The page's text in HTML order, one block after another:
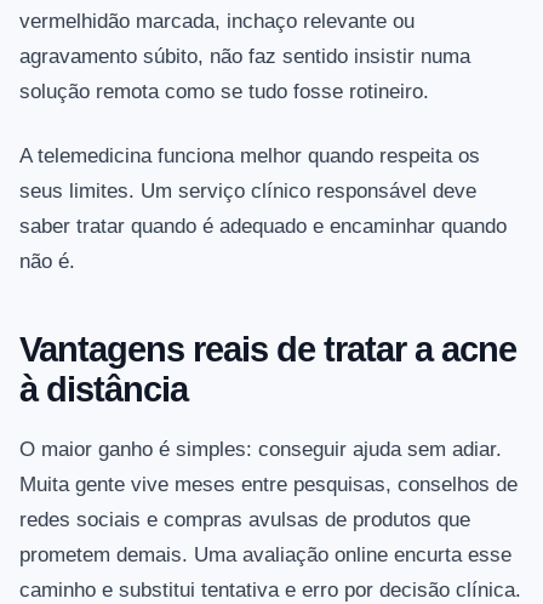
vermelhidão marcada, inchaço relevante ou
agravamento súbito, não faz sentido insistir numa
solução remota como se tudo fosse rotineiro.
A telemedicina funciona melhor quando respeita os
seus limites. Um serviço clínico responsável deve
saber tratar quando é adequado e encaminhar quando
não é.
Vantagens reais de tratar a acne
à distância
O maior ganho é simples: conseguir ajuda sem adiar.
Muita gente vive meses entre pesquisas, conselhos de
redes sociais e compras avulsas de produtos que
prometem demais. Uma avaliação online encurta esse
caminho e substitui tentativa e erro por decisão clínica.